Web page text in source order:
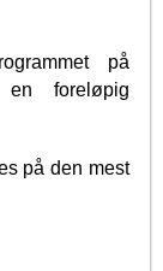
på
foreløpig
på den mest